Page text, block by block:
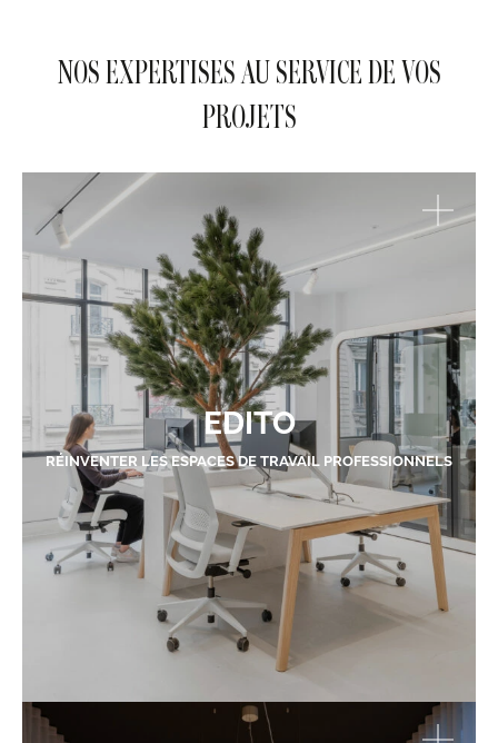
NOS EXPERTISES AU SERVICE DE VOS
PROJETS
EDITO
RÉINVENTER LES ESPACES DE TRAVAIL PROFESSIONNELS